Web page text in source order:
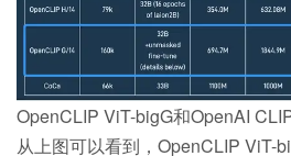
OpenCLIP ViT-bigG和OpenAI
从上图可以看到， OpenCLIP ViT-